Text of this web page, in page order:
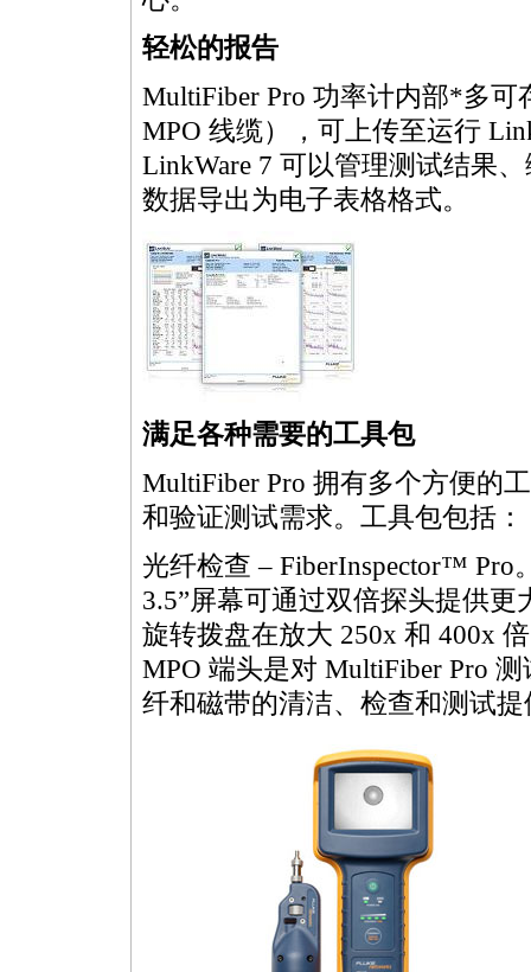
轻松的报告
MultiFiber Pro 功率计内部*多可
MPO 线缆），可上传至运行
LinkWare 7 可以管理测试结果
数据导出为电子表格格式。
满足各种需要的工具包
MultiFiber Pro 拥有多个方便的
和验证测试需求。工具包包括：
光纤检查 – FiberInspector™ Pro
3.5”屏幕可通过双倍探头提供
旋转拨盘在放大 250x 和 400x
MPO 端头是对 MultiFiber Pro
纤和磁带的清洁、检查和测试提